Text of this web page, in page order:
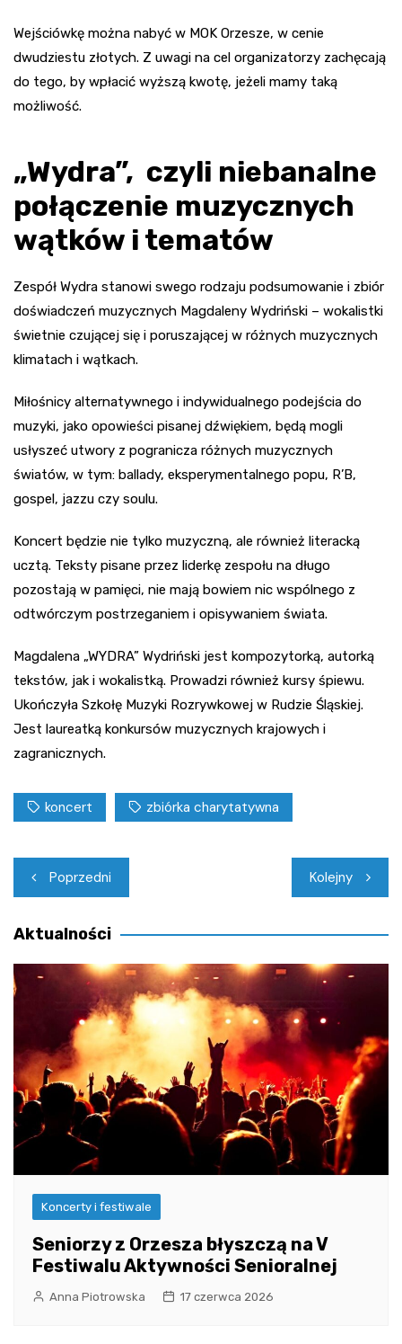
Wejściówkę można nabyć w MOK Orzesze, w cenie
dwudziestu złotych. Z uwagi na cel organizatorzy zachęcają
do tego, by wpłacić wyższą kwotę, jeżeli mamy taką
możliwość.
„Wydra”, czyli niebanalne
połączenie muzycznych
wątków i tematów
Zespół Wydra stanowi swego rodzaju podsumowanie i zbiór
doświadczeń muzycznych Magdaleny Wydriński – wokalistki
świetnie czującej się i poruszającej w różnych muzycznych
klimatach i wątkach.
Miłośnicy alternatywnego i indywidualnego podejścia do
muzyki, jako opowieści pisanej dźwiękiem, będą mogli
usłyszeć utwory z pogranicza różnych muzycznych
światów, w tym: ballady, eksperymentalnego popu, R’B,
gospel, jazzu czy soulu.
Koncert będzie nie tylko muzyczną, ale również literacką
ucztą. Teksty pisane przez liderkę zespołu na długo
pozostają w pamięci, nie mają bowiem nic wspólnego z
odtwórczym postrzeganiem i opisywaniem świata.
Magdalena „WYDRA” Wydriński jest kompozytorką, autorką
tekstów, jak i wokalistką. Prowadzi również kursy śpiewu.
Ukończyła Szkołę Muzyki Rozrywkowej w Rudzie Śląskiej.
Jest laureatką konkursów muzycznych krajowych i
zagranicznych.
koncert zbiórka charytatywna
Nawigacja
wpisu
Poprzedni Kolejny
Aktualności
Koncerty i festiwale
Seniorzy z Orzesza błyszczą na V
Festiwalu Aktywności Senioralnej
Anna Piotrowska 17 czerwca 2026